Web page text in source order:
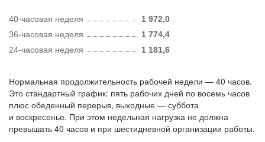
40-часовая неделя
1 972,0
36-часовая неделя
1 774,4
24-часовая неделя
1 181,6
Нормальная продолжительность рабочей недели — 40 часов.
Это стандартный график: пять рабочих дней по восемь часов
плюс обеденный перерыв, выходные — суббота
и воскресенье. При этом недельная нагрузка не должна
превышать 40 часов и при шестидневной организации работы.